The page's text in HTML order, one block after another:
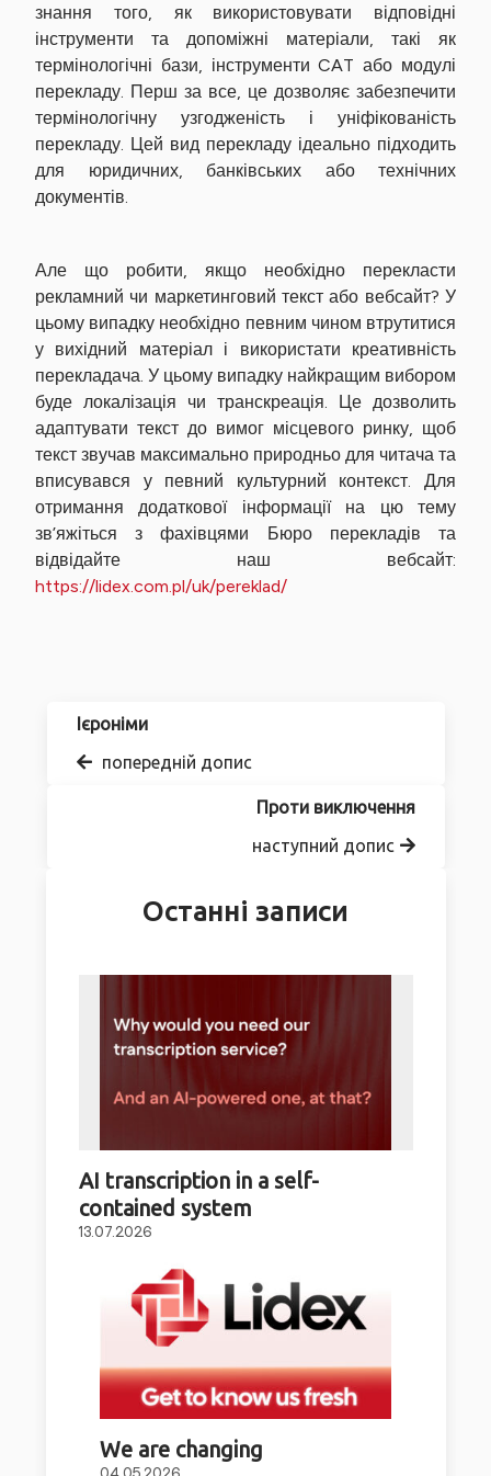
знання того, як використовувати відповідні
інструменти та допоміжні матеріали, такі як
термінологічні бази, інструменти CAT або модулі
перекладу. Перш за все, це дозволяє забезпечити
термінологічну узгодженість і уніфікованість
перекладу. Цей вид перекладу ідеально підходить
для юридичних, банківських або технічних
документів.
Але що робити, якщо необхідно перекласти
рекламний чи маркетинговий текст або вебсайт? У
цьому випадку необхідно певним чином втрутитися
у вихідний матеріал і використати креативність
перекладача. У цьому випадку найкращим вибором
буде локалізація чи транскреація. Це дозволить
адаптувати текст до вимог місцевого ринку, щоб
текст звучав максимально природньо для читача та
вписувався у певний культурний контекст. Для
отримання додаткової інформації на цю тему
зв’яжіться з фахівцями Бюро перекладів та
відвідайте наш вебсайт:
https://lidex.com.pl/uk/pereklad/
Ієроніми
попередній допис
Проти виключення
наступний допис
Останні записи
AI transcription in a self-
contained system
13.07.2026
We are changing